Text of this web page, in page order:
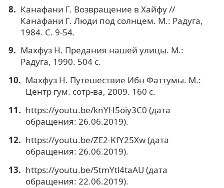
Канафани Г. Возвращение в Хайфу //
Канафани Г. Люди под солнцем. М.: Радуга,
1984. С. 9-54.
Махфуз Н. Предания нашей улицы. М.:
Радуга, 1990. 504 с.
Махфуз Н. Путешествие Ибн Фаттумы. М.:
Центр гум. сотр-ва, 2009. 160 с.
https://youtu.be/knYH5oiy3C0 (дата
обращения: 26.06.2019).
https://youtu.be/ZE2-KfY25Xw (дата
обращения: 26.06.2019).
https://youtu.be/5tmYtl4taAU (дата
обращения: 22.06.2019).